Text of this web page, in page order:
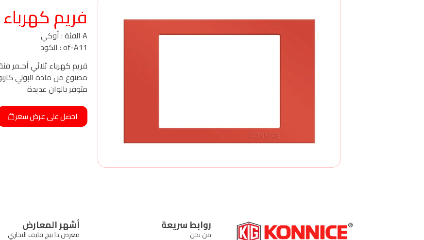
فريم
A الفئة : أوكي
of-A11 : الكود
فريم كهرباء ثلاثي
مصنوع من مادة البولي
متوفر بالوان عديدة
احصل على عرض سعر
روابط سريعة
من نحن
أشهر المعارض
معرض ذا بيج فايف التجاري